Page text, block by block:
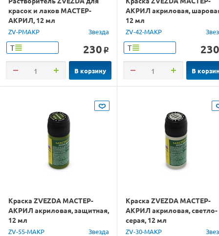
красок и лаков МАСТЕР-
АКРИЛ, 12 мл
ZV-РМАКР Звезда
Т 230 o
В корзину
АКРИЛ акриловая,
12 мл
ZV-42-МАКР
Т 230
В
Краска ZVEZDA МАСТЕР-
АКРИЛ акриловая, защитная,
12 мл
ZV-55-МАКР Звезда
Краска ZVEZDA МАСТЕР-
АКРИЛ акриловая, светло-
серая, 12 мл
ZV-30-МАКР